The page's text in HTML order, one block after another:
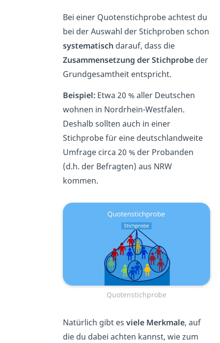
Bei einer Quotenstichprobe achtest du
bei der Auswahl der Stichproben schon
systematisch darauf, dass die
Zusammensetzung der Stichprobeder
Grundgesamtheit entspricht.
Beispiel:Etwa 20 % aller Deutschen
wohnen in Nordrhein-Westfalen.
Deshalb sollten auch in einer
Stichprobe für eine deutschlandweite
Umfrage circa 20 % der Probanden
(d.h. der Befragten) aus NRW
kommen.
Quotenstichprobe
Natürlich gibt es viele Merkmale, auf
die du dabei achten kannst, wie zum